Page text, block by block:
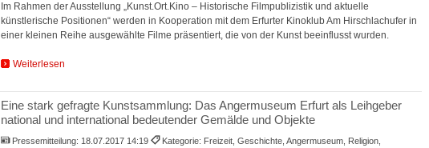
Im Rahmen der Ausstellung „Kunst.Ort.Kino – Historische Filmpublizistik und aktuelle
künstlerische Positionen“ werden in Kooperation mit dem Erfurter Kinoklub Am Hirschlachufer in
einer kleinen Reihe ausgewählte Filme präsentiert, die von der Kunst beeinflusst wurden.
Weiterlesen
Eine stark gefragte Kunstsammlung: Das Angermuseum Erfurt als Leihgeber
national und international bedeutender Gemälde und Objekte
Pressemitteilung: 18.07.2017 14:19
Kategorie: Freizeit, Geschichte, Angermuseum, Religion,